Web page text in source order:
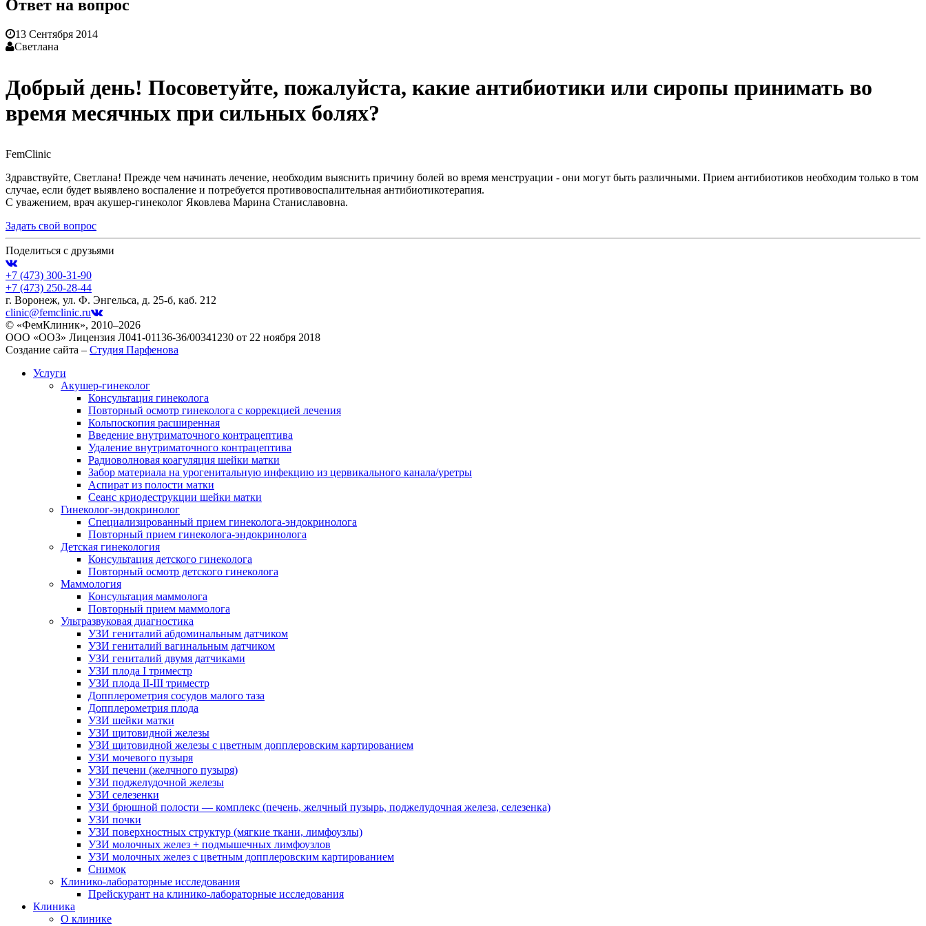
Ответ на вопрос
13 Сентября 2014
Светлана
Добрый день! Посоветуйте, пожалуйста, какие антибиотики или сиропы принимать во
время месячных при сильных болях?
FemClinic
Здравствуйте, Светлана! Прежде чем начинать лечение, необходим выяснить причину болей во время менструации - они могут быть различными. Прием антибиотиков необходим только в том
случае, если будет выявлено воспаление и потребуется противовоспалительная антибиотикотерапия.
С уважением, врач акушер-гинеколог Яковлева Марина Станиславовна.
Задать свой вопрос
Поделиться с друзьями
+7 (473) 300-31-90
+7 (473) 250-28-44
г. Воронеж, ул. Ф. Энгельса, д. 25-б, каб. 212
clinic@femclinic.ru
© «ФемКлиник», 2010–2026
ООО «ООЗ» Лицензия Л041-01136-36/00341230 от 22 ноября 2018
Создание сайта – Студия Парфенова
Услуги
Акушер-гинеколог
Консультация гинеколога
Повторный осмотр гинеколога с коррекцией лечения
Кольпоскопия расширенная
Введение внутриматочного контрацептива
Удаление внутриматочного контрацептива
Радиоволновая коагуляция шейки матки
Забор материала на урогенитальную инфекцию из цервикального канала/уретры
Аспират из полости матки
Сеанс криодеструкции шейки матки
Гинеколог-эндокринолог
Специализированный прием гинеколога-эндокринолога
Повторный прием гинеколога-эндокринолога
Детская гинекология
Консультация детского гинеколога
Повторный осмотр детского гинеколога
Маммология
Консультация маммолога
Повторный прием маммолога
Ультразвуковая диагностика
УЗИ гениталий абдоминальным датчиком
УЗИ гениталий вагинальным датчиком
УЗИ гениталий двумя датчиками
УЗИ плода I триместр
УЗИ плода II-III триместр
Допплерометрия сосудов малого таза
Допплерометрия плода
УЗИ шейки матки
УЗИ щитовидной железы
УЗИ щитовидной железы с цветным допплеровским картированием
УЗИ мочевого пузыря
УЗИ печени (желчного пузыря)
УЗИ поджелудочной железы
УЗИ селезенки
УЗИ брюшной полости — комплекс (печень, желчный пузырь, поджелудочная железа, селезенка)
УЗИ почки
УЗИ поверхностных структур (мягкие ткани, лимфоузлы)
УЗИ молочных желез + подмышечных лимфоузлов
УЗИ молочных желез с цветным допплеровским картированием
Снимок
Клинико-лабораторные исследования
Прейскурант на клинико-лабораторные исследования
Клиника
О клинике